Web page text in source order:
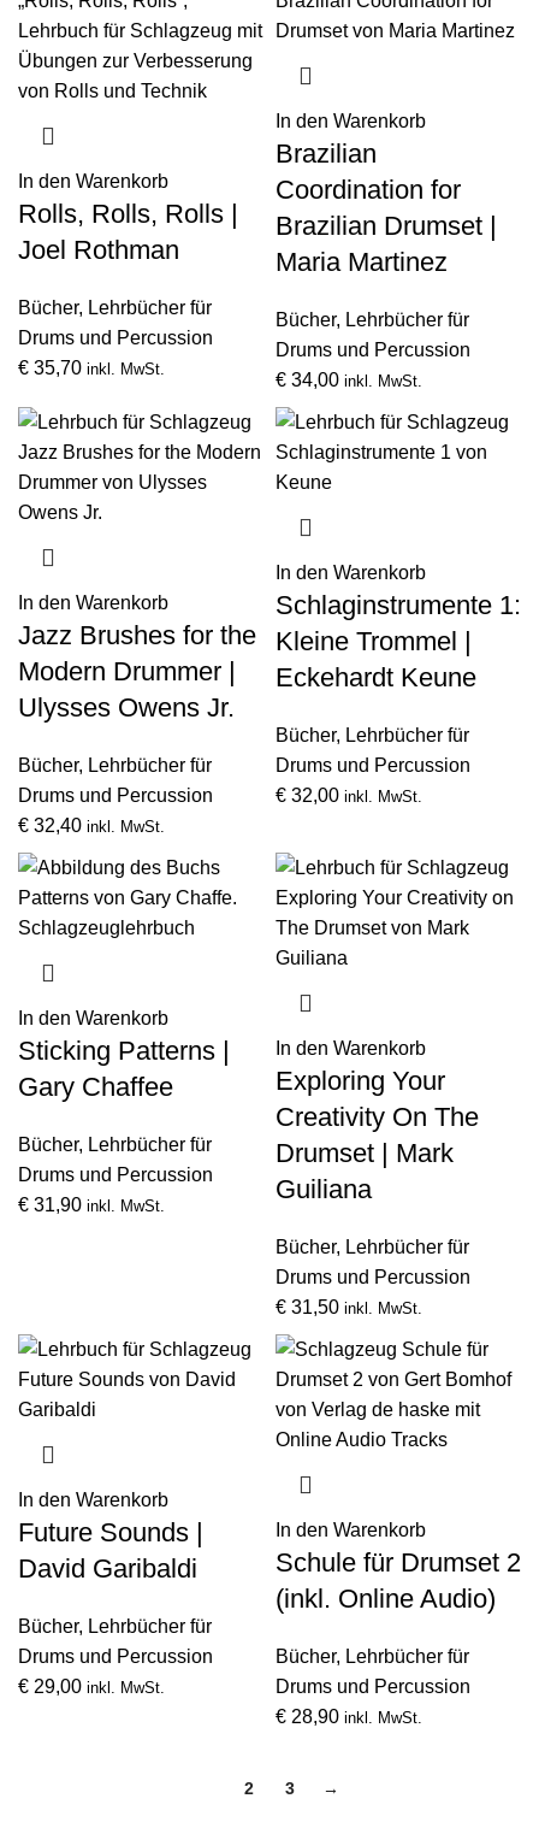
In den Warenkorb
Rolls, Rolls, Rolls |
Joel Rothman
Bücher, Lehrbücher für
Drums und Percussion
€ 35,70 inkl. MwSt.
In den Warenkorb
Brazilian
Coordination for
Brazilian Drumset |
Maria Martinez
Bücher, Lehrbücher für
Drums und Percussion
€ 34,00 inkl. MwSt.
In den Warenkorb
Jazz Brushes for the
Modern Drummer |
Ulysses Owens Jr.
Bücher, Lehrbücher für
Drums und Percussion
€ 32,40 inkl. MwSt.
In den Warenkorb
Schlaginstrumente 1:
Kleine Trommel |
Eckehardt Keune
Bücher, Lehrbücher für
Drums und Percussion
€ 32,00 inkl. MwSt.
In den Warenkorb
Sticking Patterns |
Gary Chaffee
Bücher, Lehrbücher für
Drums und Percussion
€ 31,90 inkl. MwSt.
In den Warenkorb
Exploring Your
Creativity On The
Drumset | Mark
Guiliana
Bücher, Lehrbücher für
Drums und Percussion
€ 31,50 inkl. MwSt.
In den Warenkorb
Future Sounds |
David Garibaldi
Bücher, Lehrbücher für
Drums und Percussion
€ 29,00 inkl. MwSt.
In den Warenkorb
Schule für Drumset 2
(inkl. Online Audio)
Bücher, Lehrbücher für
Drums und Percussion
€ 28,90 inkl. MwSt.
2 3 →